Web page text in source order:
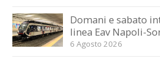
Domani e sabato
linea Eav Napoli-
6 Agosto 2026